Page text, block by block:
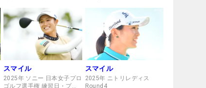
スマイル
2025年 ソニー 日本女子プロ
ゴルフ選手権 練習日・プロ
スマイル
2025年 ニトリレディス
Round4